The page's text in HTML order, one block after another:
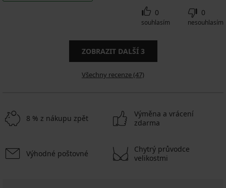
0
souhlasím
0
nesouhlasím
ZOBRAZIT DALŠÍ 3
Všechny recenze (47)
8 % z nákupu zpět
Výměna a vrácení
zdarma
Výhodné poštovné
Chytrý průvodce
velikostmi